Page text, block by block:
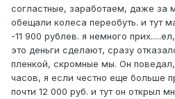
согластные, заработаем, даже за
обещали колеса переобуть. и тут
-11 900 рублев. я немного
это деньги сделают, сразу
пленкой, скромные мы. Он
часов, я если честно еще больше
почти 12 000 руб. и тут он открыл